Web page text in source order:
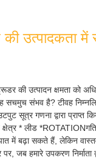
उत्पादकता में
की उत्पादन क्षमता को
सचमुच संभव है? टीवह
गणना द्वारा प्राप्त
* लीड *ROTATION
में बढ़ा सकते हैं, लेकिन
हमारे उपकरण निर्माता